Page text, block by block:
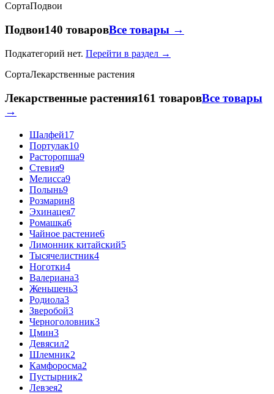
СортаПодвои
Подвои140 товаровВсе товары →
Подкатегорий нет. Перейти в раздел →
СортаЛекарственные растения
Лекарственные растения161 товаровВсе товары
→
Шалфей17
Портулак10
Расторопша9
Стевия9
Мелисса9
Полынь9
Розмарин8
Эхинацея7
Ромашка6
Чайное растение6
Лимонник китайский5
Тысячелистник4
Ноготки4
Валериана3
Женьшень3
Родиола3
Зверобой3
Черноголовник3
Цмин3
Девясил2
Шлемник2
Камфоросма2
Пустырник2
Левзея2